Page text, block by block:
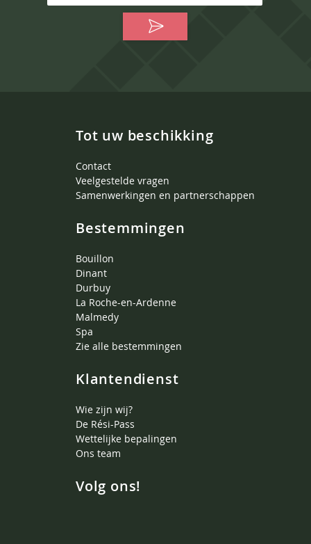
Tot uw beschikking
Contact
Veelgestelde vragen
Samenwerkingen en partnerschappen
Bestemmingen
Bouillon
Dinant
Durbuy
La Roche-en-Ardenne
Malmedy
Spa
Zie alle bestemmingen
Klantendienst
Wie zijn wij?
De Rési-Pass
Wettelijke bepalingen
Ons team
Volg ons!